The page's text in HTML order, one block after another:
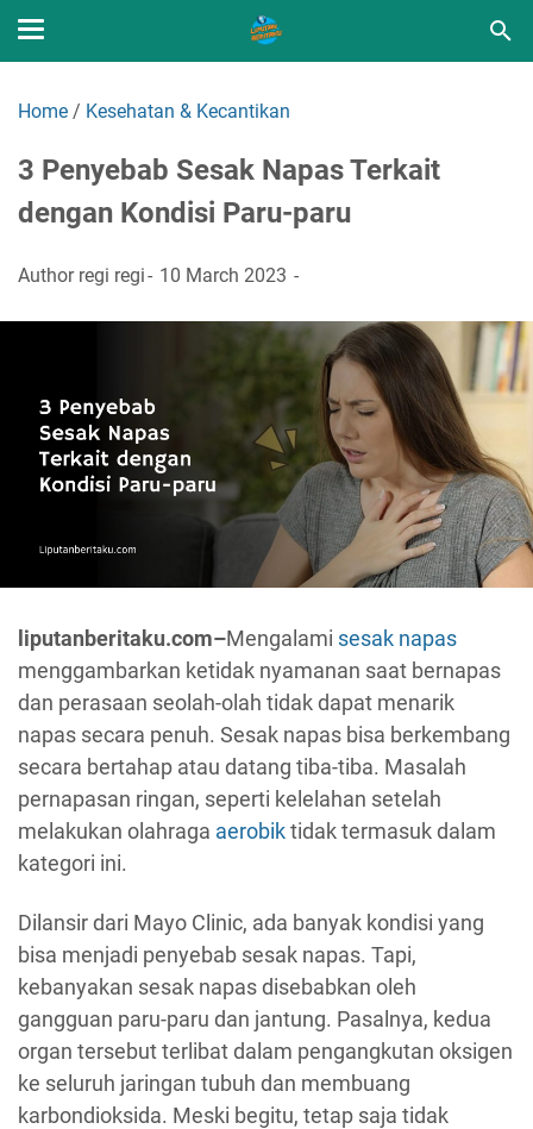
Home / Kesehatan & Kecantikan
3 Penyebab Sesak Napas Terkait
dengan Kondisi Paru-paru
Author regi regi 10 March 2023
liputanberitaku.com–Mengalami sesak napas
menggambarkan ketidak nyamanan saat bernapas
dan perasaan seolah-olah tidak dapat menarik
napas secara penuh. Sesak napas bisa berkembang
secara bertahap atau datang tiba-tiba. Masalah
pernapasan ringan, seperti kelelahan setelah
melakukan olahraga aerobiktidak termasuk dalam
kategori ini.
Dilansir dari Mayo Clinic, ada banyak kondisi yang
bisa menjadi penyebab sesak napas. Tapi,
kebanyakan sesak napas disebabkan oleh
gangguan paru-paru dan jantung. Pasalnya, kedua
organ tersebut terlibat dalam pengangkutan oksigen
ke seluruh jaringan tubuh dan membuang
karbondioksida. Meski begitu, tetap saja tidak